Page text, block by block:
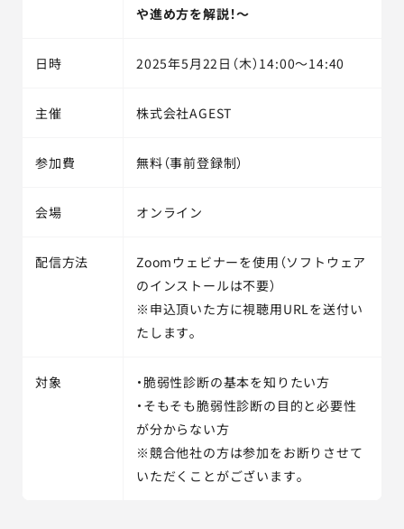
や進め方を解説！～
日時 2025年5月22日（木）14:00～14:40
主催 株式会社AGEST
参加費 無料（事前登録制）
会場 オンライン
配信方法
Zoomウェビナーを使用（ソフトウェア
のインストールは不要）
※申込頂いた方に視聴用URLを送付い
たします。
対象
・脆弱性診断の基本を知りたい方
・そもそも脆弱性診断の目的と必要性
が分からない方
※競合他社の方は参加をお断りさせて
いただくことがございます。